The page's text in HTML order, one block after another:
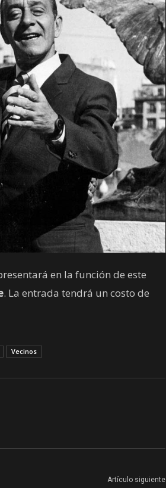
en la función de este
. La entrada tendrá un costo de
Vecinos
Artículo siguiente